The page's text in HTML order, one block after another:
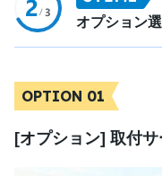
オプション
OPTION 01
[オプション] 取付